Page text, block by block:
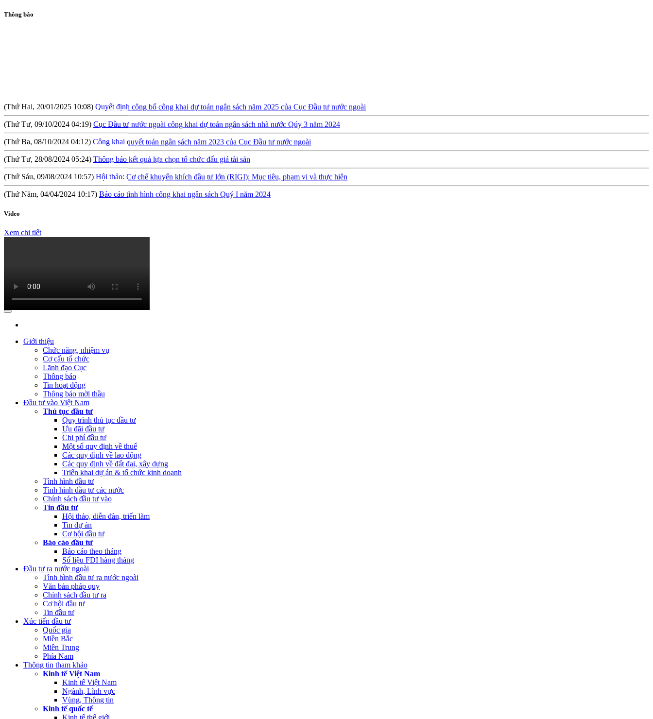
Thông báo
(Thứ Tư, 09/10/2024 04:19) Cục Đầu tư nước ngoài công khai dự toán ngân sách nhà nước Qúy 3 năm 2024
(Thứ Ba, 08/10/2024 04:12) Công khai quyết toán ngân sách năm 2023 của Cục Đầu tư nước ngoài
(Thứ Tư, 28/08/2024 05:24)Thông báo kết quả lựa chọn tổ chức đấu giá tài sản
(Thứ Sáu, 09/08/2024 10:57)Hội thảo: Cơ chế khuyến khích đầu tư lớn (RIGI): Mục tiêu, phạm vi và thực hiện
(Thứ Năm, 04/04/2024 10:17)Báo cáo tình hình công khai ngân sách Quý I năm 2024
(Thứ Tư, 31/01/2024 09:04)Lấy ý kiến đối với Dự thảo Nghị định quy định về việc thành lập, quản lý và sử dụng Quỹ hỗ trợ đầu tư
(Thứ Hai, 09/10/2023 03:45)
(Thứ Hai, 09/10/2023 03:45)
(Thứ Ba, 21/03/2023 04:55)Công khai quyết toán NSNN năm 2022 của Ban Quản lý dự án Nâng cấp và phát triển Hệ thống thông tin quốc gia về đầu tư
(Thứ Hai, 20/03/2023 05:26)Báo cáo tình hình thực hiện dự toán NSNN Quý 4 và cả năm 2022
(Thứ Sáu, 24/02/2023 05:43)
Video
Xem chi tiết
Giới thiệu
Chức năng, nhiệm vụ
Cơ cấu tổ chức
Lãnh đạo Cục
Thông báo
Tin hoạt động
Thông báo mời thầu
Đầu tư vào Việt Nam
Thủ tục đầu tư
Quy trình thủ tục đầu tư
Ưu đãi đầu tư
Chi phí đầu tư
Một số quy định về thuế
Các quy định về lao động
Các quy định về đất đai, xây dựng
Triển khai dự án & tổ chức kinh doanh
Tình hình đầu tư
Tình hình đầu tư các nước
Chính sách đầu tư vào
Tin đầu tư
Hội thảo, diễn đàn, triển lãm
Tin dự án
Cơ hội đầu tư
Báo cáo đầu tư
Báo cáo theo tháng
Số liệu FDI hàng tháng
Đầu tư ra nước ngoài
Tình hình đầu tư ra nước ngoài
Văn bản pháp quy
Chính sách đầu tư ra
Cơ hội đầu tư
Tin đầu tư
Xúc tiến đầu tư
Quốc gia
Miền Bắc
Miền Trung
Phía Nam
Thông tin tham khảo
Kinh tế Việt Nam
Kinh tế Việt Nam
Ngành, Lĩnh vực
Vùng, Thông tin
Kinh tế quốc tế